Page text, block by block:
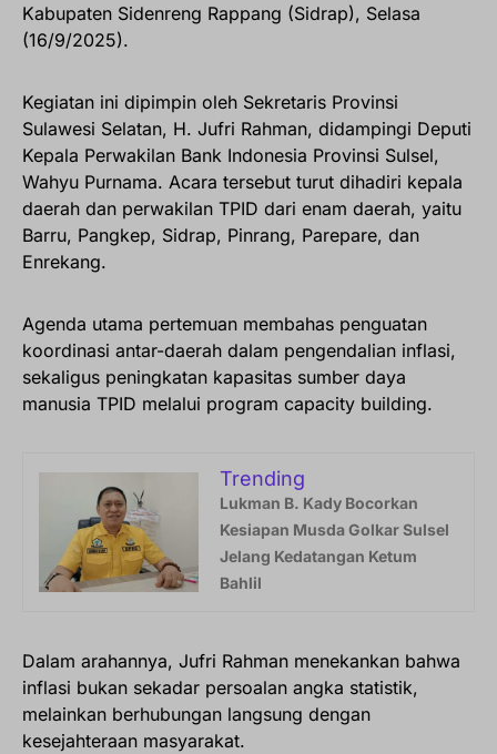
Kabupaten Sidenreng Rappang (Sidrap), Selasa
(16/9/2025).
Kegiatan ini dipimpin oleh Sekretaris Provinsi
Sulawesi Selatan, H. Jufri Rahman, didampingi Deputi
Kepala Perwakilan Bank Indonesia Provinsi Sulsel,
Wahyu Purnama. Acara tersebut turut dihadiri kepala
daerah dan perwakilan TPID dari enam daerah, yaitu
Barru, Pangkep, Sidrap, Pinrang, Parepare, dan
Enrekang.
Agenda utama pertemuan membahas penguatan
koordinasi antar-daerah dalam pengendalian inflasi,
sekaligus peningkatan kapasitas sumber daya
manusia TPID melalui program capacity building.
Trending
Lukman B. Kady Bocorkan
Kesiapan Musda Golkar Sulsel
Jelang Kedatangan Ketum
Bahlil
Dalam arahannya, Jufri Rahman menekankan bahwa
inflasi bukan sekadar persoalan angka statistik,
melainkan berhubungan langsung dengan
kesejahteraan masyarakat.